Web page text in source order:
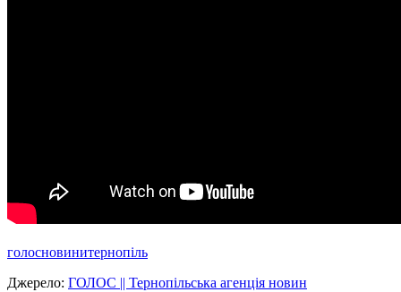
голосновинитернопіль
Джерело: ГОЛОС || Тернопільська агенція новин